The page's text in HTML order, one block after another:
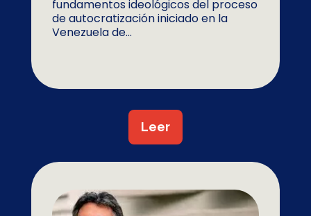
fundamentos ideológicos del proceso
de autocratización iniciado en la
Venezuela de...
Leer